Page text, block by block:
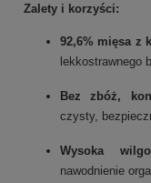
Zalety i korzyści:
92,6% mięsa z
lekkostrawnego
Bez zbóż,
czysty,
Wysoka
nawodnienie